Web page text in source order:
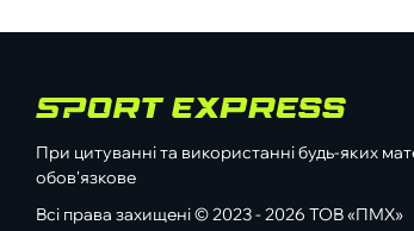
При цитуванні та використанні будь-яких
обов'язкове
Всі права захищені © 2023 - 2026 ТОВ «ПМХ»